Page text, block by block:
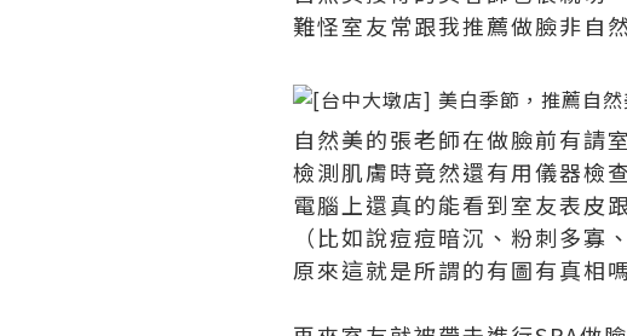
難怪室友常跟我推薦做臉非自
自然美的張老師在做臉前有請
檢測肌膚時竟然還有用儀器檢
電腦上還真的能看到室友表皮
（比如說痘痘暗沉、粉刺多寡
原來這就是所謂的有圖有真相